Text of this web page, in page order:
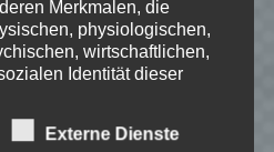
an.
faire
Videospielen näher
Merkmalen, die
physiologischen,
wirtschaftlichen,
Identität dieser
Externe Dienste